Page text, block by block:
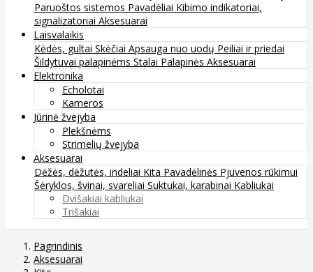
Paruoštos sistemos Pavadėliai Kibimo indikatoriai,
signalizatoriai Aksesuarai
Laisvalaikis
Kėdės, gultai Skėčiai Apsauga nuo uodų Peiliai ir priedai
Šildytuvai palapinėms Stalai Palapinės Aksesuarai
Elektronika
Echolotai
Kameros
Jūrinė žvejyba
Plekšnėms
Strimelių žvejyba
Aksesuarai
Dėžės, dėžutės, indeliai Kita Pavadėlinės Pjuvenos rūkimui
Šėryklos, švinai, svareliai Suktukai, karabinai Kabliukai
Dvišakiai kabliukai
Trišakiai
Pagrindinis
Aksesuarai